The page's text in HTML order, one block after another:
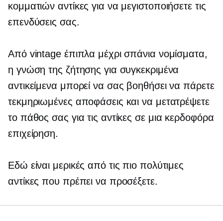
κομματιών αντίκες για να μεγιστοποιήσετε τις
επενδύσεις σας.
Από vintage έπιπλα μέχρι σπάνια νομίσματα,
η γνώση της ζήτησης για συγκεκριμένα
αντικείμενα μπορεί να σας βοηθήσει να πάρετε
τεκμηριωμένες αποφάσεις και να μετατρέψετε
το πάθος σας για τις αντίκες σε μια κερδοφόρα
επιχείρηση.
Εδώ είναι μερικές από τις πιο πολύτιμες
αντίκες που πρέπει να προσέξετε.